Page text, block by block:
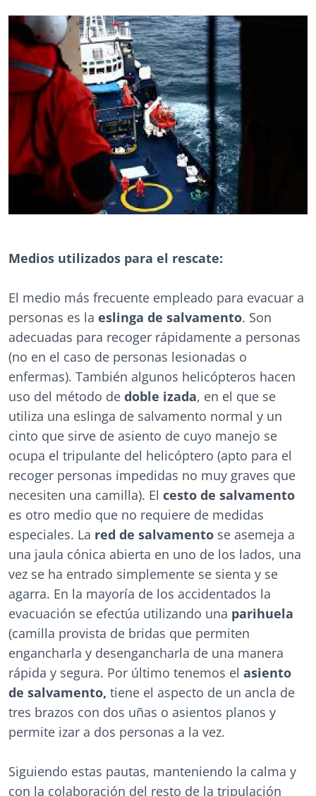
Medios utilizados para el rescate:
El medio más frecuente empleado para evacuar a
personas es la eslinga de salvamento. Son
adecuadas para recoger rápidamente a personas
(no en el caso de personas lesionadas o
enfermas). También algunos helicópteros hacen
uso del método de doble izada, en el que se
utiliza una eslinga de salvamento normal y un
cinto que sirve de asiento de cuyo manejo se
ocupa el tripulante del helicóptero (apto para el
recoger personas impedidas no muy graves que
necesiten una camilla). El cesto de salvamento
es otro medio que no requiere de medidas
especiales. La red de salvamento se asemeja a
una jaula cónica abierta en uno de los lados, una
vez se ha entrado simplemente se sienta y se
agarra. En la mayoría de los accidentados la
evacuación se efectúa utilizando una parihuela
(camilla provista de bridas que permiten
engancharla y desengancharla de una manera
rápida y segura. Por último tenemos el asiento
de salvamento, tiene el aspecto de un ancla de
tres brazos con dos uñas o asientos planos y
permite izar a dos personas a la vez.
Siguiendo estas pautas, manteniendo la calma y
con la colaboración del resto de la tripulación